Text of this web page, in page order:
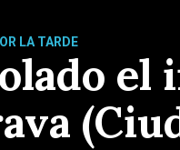
LA TARDE
el